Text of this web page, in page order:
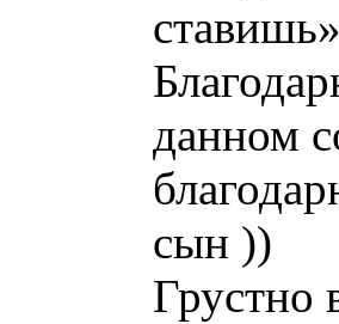
данном
сын ))
Грустно